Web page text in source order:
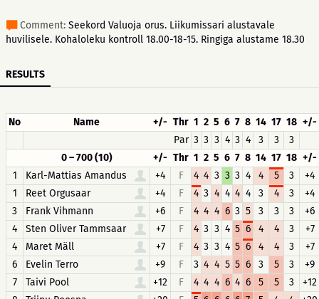
Comment: Seekord Valuoja orus. Liikumissari alustavale
huvilisele. Kohaloleku kontroll 18.00-18-15. Ringiga alustame 18.30
RESULTS
No Name +/- Thr 1 2 5 6 7 8 14 17 18 +/-
Par 3 3 3 4 3 4 3 3
3
0 – 700 (10)
+/- Thr 1 2 5 6 7 8 14 17 18 +/-
1
Karl-Mattias Amandus +4 F 4 4 3 3 3 4 4 5 3
+4
1
Reet Orgusaar +4 F 4 3 4 4 4 4 3 4 3
+4
3
Frank Vihmann +6 F 4 4 4 6 3 5 3 3 3
+6
4
Sten Oliver Tammsaar +7 F 4 3 3 4 5 6 4 4 3
+7
4
Maret Mäll +7 F 4 3 3 4 5 6 4 4 3
+7
6
Evelin Terro +9 F 3 4 4 5 5 6 3 5 3
+9
7
Taivi Pool +12 F 4 4 4 6 4 6 5 5 3
+12